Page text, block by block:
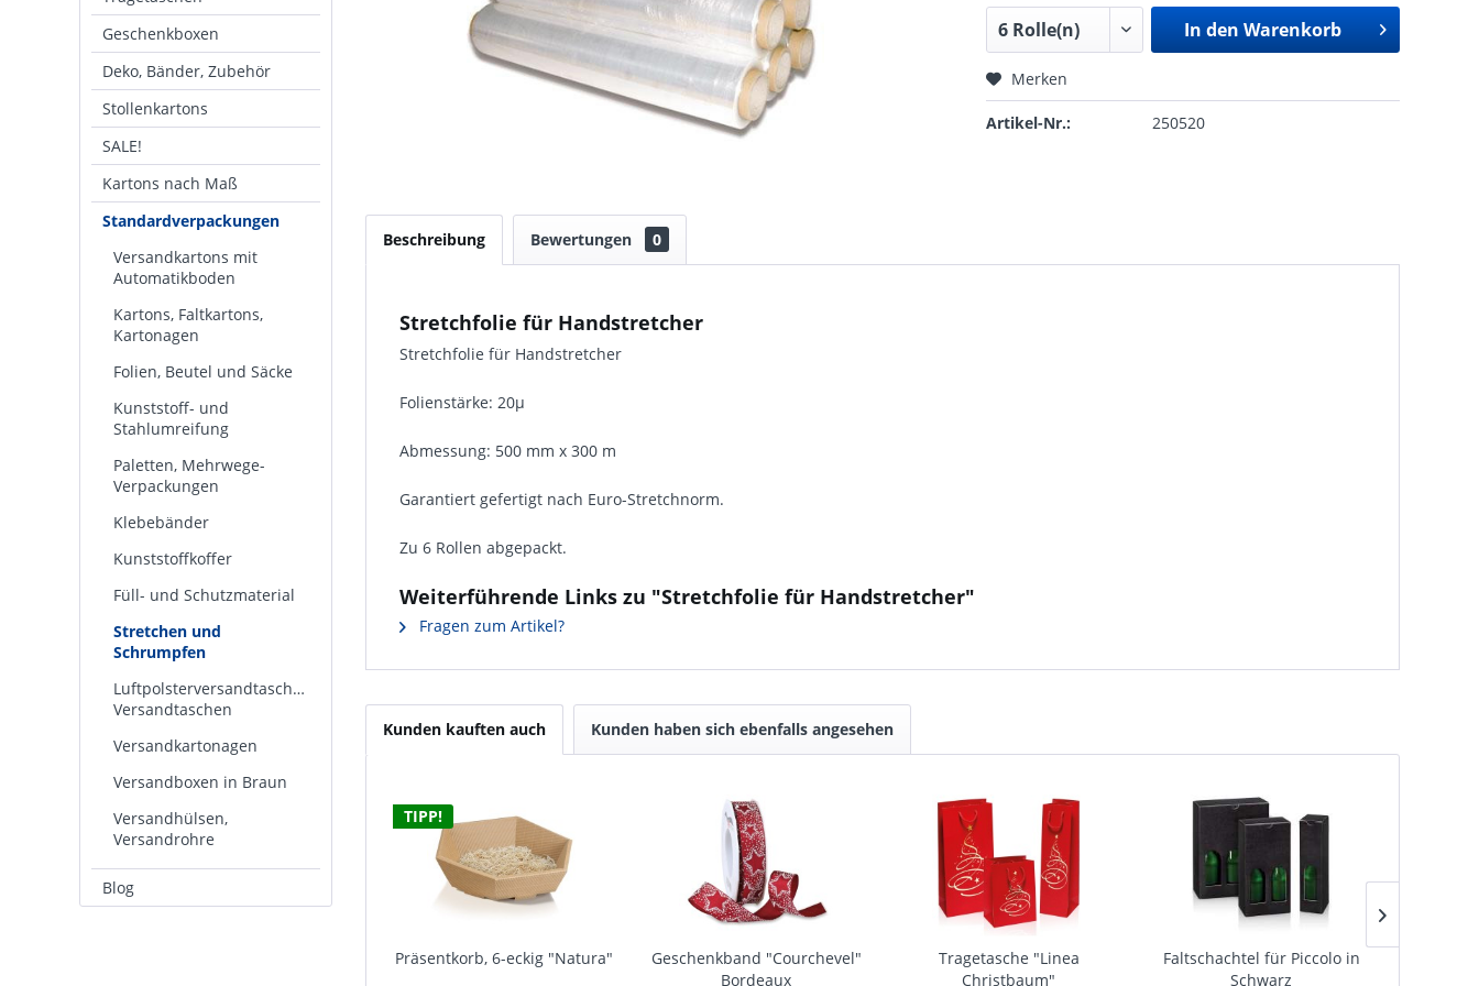
Geschenkboxen
Deko, Bänder, Zubehör
Stollenkartons
SALE!
Kartons nach Maß
Standardverpackungen
Versandkartons mit
Automatikboden
Kartons, Faltkartons,
Kartonagen
Folien, Beutel und Säcke
Kunststoff- und
Stahlumreifung
Paletten, Mehrwege-
Verpackungen
Klebebänder
Kunststoffkoffer
Füll- und Schutzmaterial
Stretchen und
Schrumpfen
Luftpolsterversandtaschen,
Versandtaschen
Versandkartonagen
Versandboxen in Braun
Versandhülsen,
Versandrohre
Blog
In den Warenkorb
Merken
Artikel-Nr.: 250520
Beschreibung Bewertungen 0
Stretchfolie für Handstretcher
Stretchfolie für Handstretcher
Folienstärke: 20µ
Abmessung: 500 mm x 300 m
Garantiert gefertigt nach Euro-Stretchnorm.
Zu 6 Rollen abgepackt.
Weiterführende Links zu "Stretchfolie für Handstretcher"
Fragen zum Artikel?
Kunden kauften auch Kunden haben sich ebenfalls angesehen
TIPP!
Präsentkorb, 6-eckig "Natura"
Geschenkband "Courchevel"
Bordeaux
Tragetasche "Linea
Christbaum"
Faltschachtel für Piccolo in
Schwarz